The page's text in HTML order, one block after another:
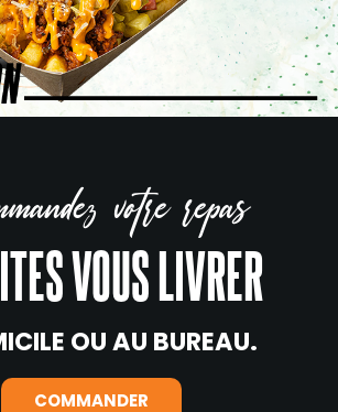
votre repas
VOUS LIVRER
OU AU BUREAU.
COMMANDER